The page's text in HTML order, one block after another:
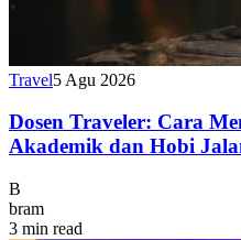
Travel5 Agu 2026
Dosen Traveler: Cara
Akademik dan Hobi
B
bram
3 min read